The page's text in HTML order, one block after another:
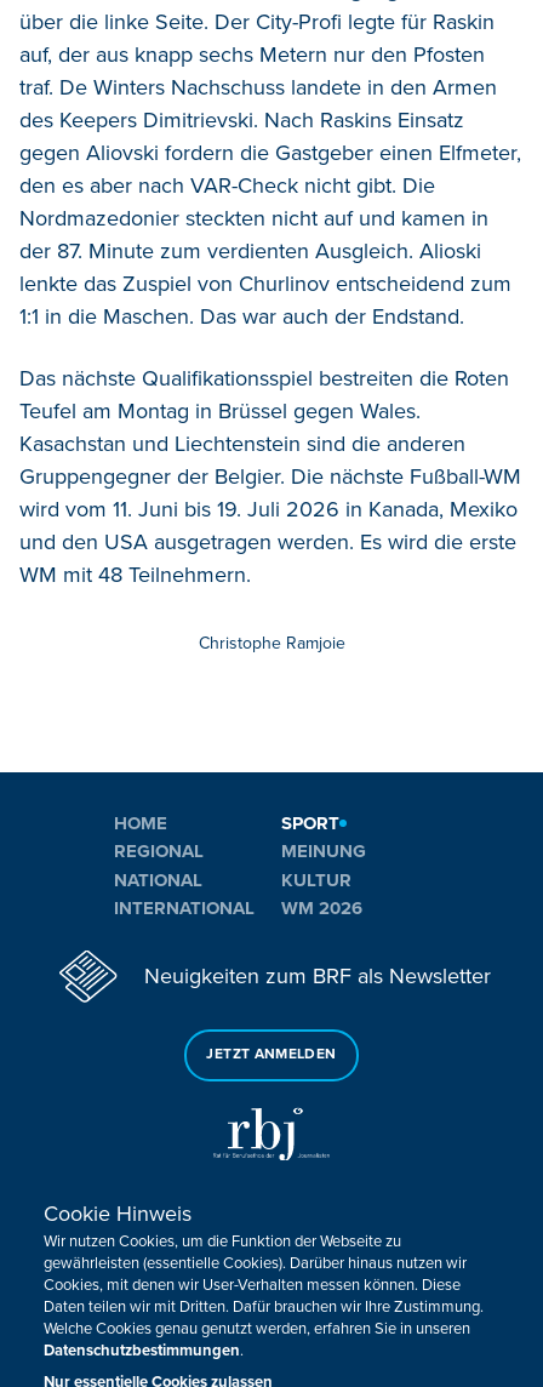
über die linke Seite. Der City-Profi legte für Raskin
auf, der aus knapp sechs Metern nur den Pfosten
traf. De Winters Nachschuss landete in den Armen
des Keepers Dimitrievski. Nach Raskins Einsatz
gegen Aliovski fordern die Gastgeber einen Elfmeter,
den es aber nach VAR-Check nicht gibt. Die
Nordmazedonier steckten nicht auf und kamen in
der 87. Minute zum verdienten Ausgleich. Alioski
lenkte das Zuspiel von Churlinov entscheidend zum
1:1 in die Maschen. Das war auch der Endstand.
Das nächste Qualifikationsspiel bestreiten die Roten
Teufel am Montag in Brüssel gegen Wales.
Kasachstan und Liechtenstein sind die anderen
Gruppengegner der Belgier. Die nächste Fußball-WM
wird vom 11. Juni bis 19. Juli 2026 in Kanada, Mexiko
und den USA ausgetragen werden. Es wird die erste
WM mit 48 Teilnehmern.
Christophe Ramjoie
HOME
REGIONAL
NATIONAL
INTERNATIONAL
SPORT
MEINUNG
KULTUR
WM 2026
Neuigkeiten zum BRF als Newsletter
JETZT ANMELDEN
Sie haben noch Fragen oder Anmerkungen?
KONTAKTIEREN SIE UNS!
Impressum Datenschutz Kontakt
Barrierefreiheit
Cookie-Zustimmung anpassen
Design, Konzept & Programmierung:
Cookie Hinweis
Wir nutzen Cookies, um die Funktion der Webseite zu
gewährleisten (essentielle Cookies). Darüber hinaus nutzen wir
Cookies, mit denen wir User-Verhalten messen können. Diese
Daten teilen wir mit Dritten. Dafür brauchen wir Ihre Zustimmung.
Welche Cookies genau genutzt werden, erfahren Sie in unseren
Datenschutzbestimmungen.
Nur essentielle Cookies zulassen